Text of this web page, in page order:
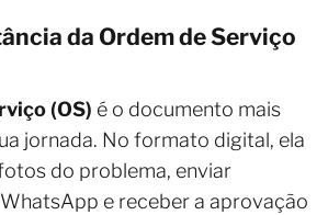
da Ordem de Serviço
(OS) é o documento mais
jornada. No formato digital, ela
do problema, enviar
e receber a aprovação